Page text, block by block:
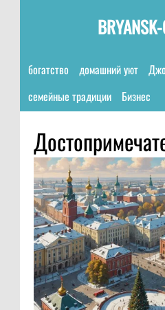
богатство домашний уют
семейные традиции
Бизнес